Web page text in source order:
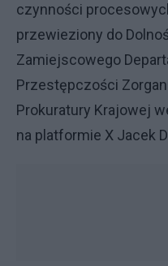
czynności
przewieziony do
Zamiejscowego
Przestępczości
Prokuratury Krajowej
na platformie X Jacek